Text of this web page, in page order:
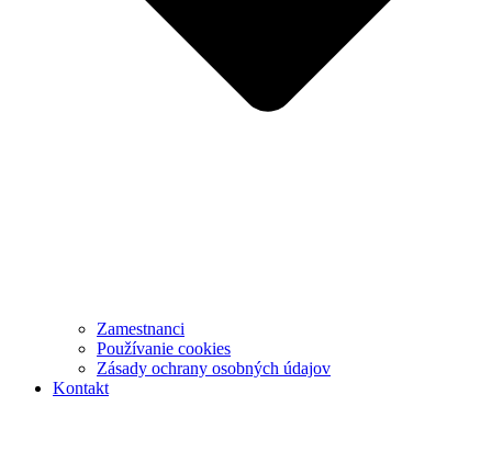
Zamestnanci
Používanie cookies
Zásady ochrany osobných údajov
Kontakt